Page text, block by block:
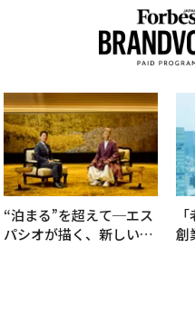
“泊まる”を超えて─エス
パシオが描く、新しい日
創